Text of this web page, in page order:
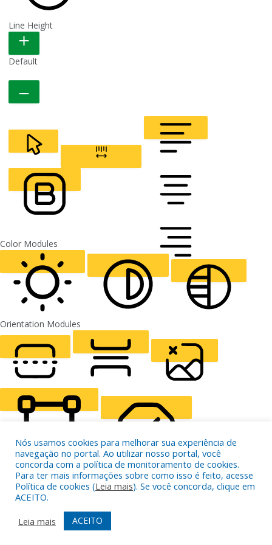
READABLE FONT
Line Height
Default
CURSOR
ALIGN TEXT
FONT WEIGHT
Color Modules
LIGHT CONTRAST HIGH CONTRAST
Orientation Modules
READING LINE READING MASK HIDE IMAGES
HIGHLIGHT CONTENT STOP ANIMATIONS
Nós usamos cookies para melhorar sua experiência de
navegação no portal. Ao utilizar nosso portal, você
concorda com a política de monitoramento de cookies.
Para ter mais informações sobre como isso é feito, acesse
Política de cookies (Leia mais). Se você concorda, clique em
ACEITO.
Leia mais
ACEITO